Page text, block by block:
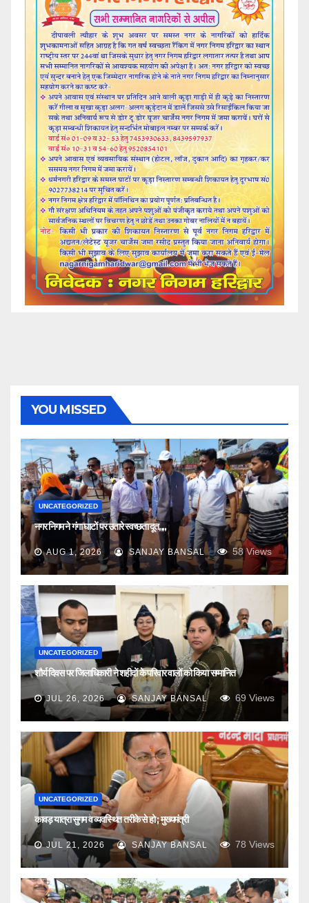
YOU MISSED
UNCATEGORIZED
नगर निगम ने गंगा घाटों पर उतारे स्वच्छता दूत,,,,
AUG 1, 2026 SANJAY BANSAL 58Views
UNCATEGORIZED
शौर्य दिवस पर जिलाधिकारी ने शहीदों के परिवार वालों को किया सम्मानित
JUL 26, 2026 SANJAY BANSAL 69 Views
UNCATEGORIZED
कावड़ यात्रा सुगम व व्यवस्थित तरीके से हो ; मुख्यमंत्री
JUL 21, 2026 SANJAY BANSAL 78 Views